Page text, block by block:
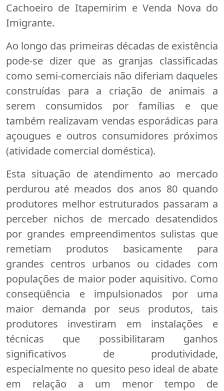
Cachoeiro de Itapemirim e Venda Nova do
Imigrante.
Ao longo das primeiras décadas de existência
pode-se dizer que as granjas classificadas
como semi-comerciais não diferiam daqueles
construídas para a criação de animais a
serem consumidos por famílias e que
também realizavam vendas esporádicas para
açougues e outros consumidores próximos
(atividade comercial doméstica).
Esta situação de atendimento ao mercado
perdurou até meados dos anos 80 quando
produtores melhor estruturados passaram a
perceber nichos de mercado desatendidos
por grandes empreendimentos sulistas que
remetiam produtos basicamente para
grandes centros urbanos ou cidades com
populações de maior poder aquisitivo. Como
conseqüência e impulsionados por uma
maior demanda por seus produtos, tais
produtores investiram em instalações e
técnicas que possibilitaram ganhos
significativos de produtividade,
especialmente no quesito peso ideal de abate
em relação a um menor tempo de